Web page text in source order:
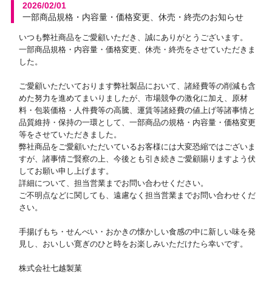
2026/02/01
一部商品規格・内容量・価格変更、休売・終売のお知らせ
いつも弊社商品をご愛顧いただき、誠にありがとうございます。
一部商品規格・内容量・価格変更、休売・終売をさせていただきま
した。
ご愛顧いただいております弊社製品において、諸経費等の削減も含
めた努力を進めてまいりましたが、市場競争の激化に加え、原材
料・包装価格・人件費等の高騰、運賃等諸経費の値上げ等諸事情と
品質維持・保持の一環として、一部商品の規格・内容量・価格変更
等をさせていただきました。
弊社商品をご愛顧いただいているお客様には大変恐縮ではございま
すが、諸事情ご賢察の上、今後とも引き続きご愛顧賜りますよう伏
してお願い申し上げます。
詳細について、担当営業までお問い合わせください。
ご不明点などに関しても、遠慮なく担当営業までお問い合わせくだ
さい。
手揚げもち・せんべい・おかきの懐かしい食感の中に新しい味を発
見し、おいしい寛ぎのひと時をお楽しみいただけたら幸いです。
株式会社七越製菓